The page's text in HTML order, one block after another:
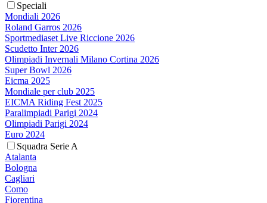
Speciali
Mondiali 2026
Roland Garros 2026
Sportmediaset Live Riccione 2026
Scudetto Inter 2026
Olimpiadi Invernali Milano Cortina 2026
Super Bowl 2026
Eicma 2025
Mondiale per club 2025
EICMA Riding Fest 2025
Paralimpiadi Parigi 2024
Olimpiadi Parigi 2024
Euro 2024
Squadra Serie A
Atalanta
Bologna
Cagliari
Como
Fiorentina